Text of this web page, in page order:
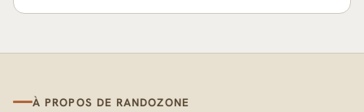
À PROPOS DE RANDOZONE